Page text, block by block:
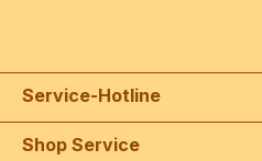
Service-Hotline
Shop Service